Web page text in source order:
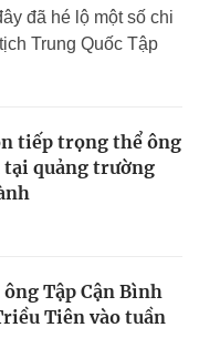
đã hé lộ một số chi
Trung Quốc Tập
tiếp trọng thể ông
tại quảng trường
Tập Cận Bình
Tiên vào tuần